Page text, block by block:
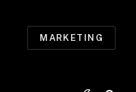
MARKETING